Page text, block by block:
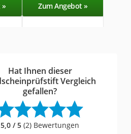
» Zum Angebot »
Hat Ihnen dieser
Vergleich
gefallen?
5,0 / 5 (2) Bewertungen